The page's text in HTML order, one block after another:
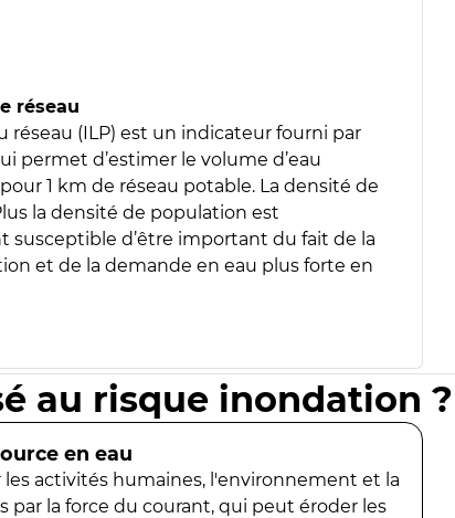
réseau
réseau (ILP) est un indicateur fourni par
permet d’estimer le volume d’eau
1 km de réseau potable. La densité de
la densité de population est
susceptible d’être important du fait de la
et de la demande en eau plus forte en
au risque inondation ?
en eau
activités humaines, l'environnement et la
la force du courant, qui peut éroder les